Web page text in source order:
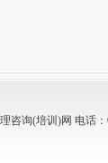
咨询(培训)网 电话：